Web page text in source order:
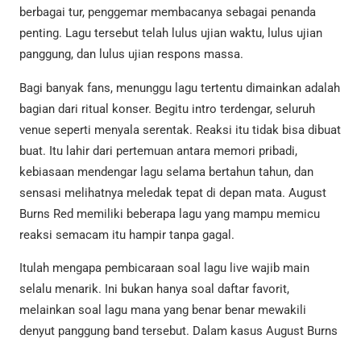
berbagai tur, penggemar membacanya sebagai penanda
penting. Lagu tersebut telah lulus ujian waktu, lulus ujian
panggung, dan lulus ujian respons massa.
Bagi banyak fans, menunggu lagu tertentu dimainkan adalah
bagian dari ritual konser. Begitu intro terdengar, seluruh
venue seperti menyala serentak. Reaksi itu tidak bisa dibuat
buat. Itu lahir dari pertemuan antara memori pribadi,
kebiasaan mendengar lagu selama bertahun tahun, dan
sensasi melihatnya meledak tepat di depan mata. August
Burns Red memiliki beberapa lagu yang mampu memicu
reaksi semacam itu hampir tanpa gagal.
Itulah mengapa pembicaraan soal lagu live wajib main
selalu menarik. Ini bukan hanya soal daftar favorit,
melainkan soal lagu mana yang benar benar mewakili
denyut panggung band tersebut. Dalam kasus August Burns